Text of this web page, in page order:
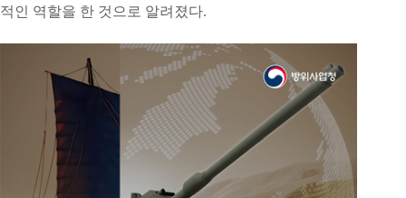
적인 역할을 한 것으로 알려졌다.